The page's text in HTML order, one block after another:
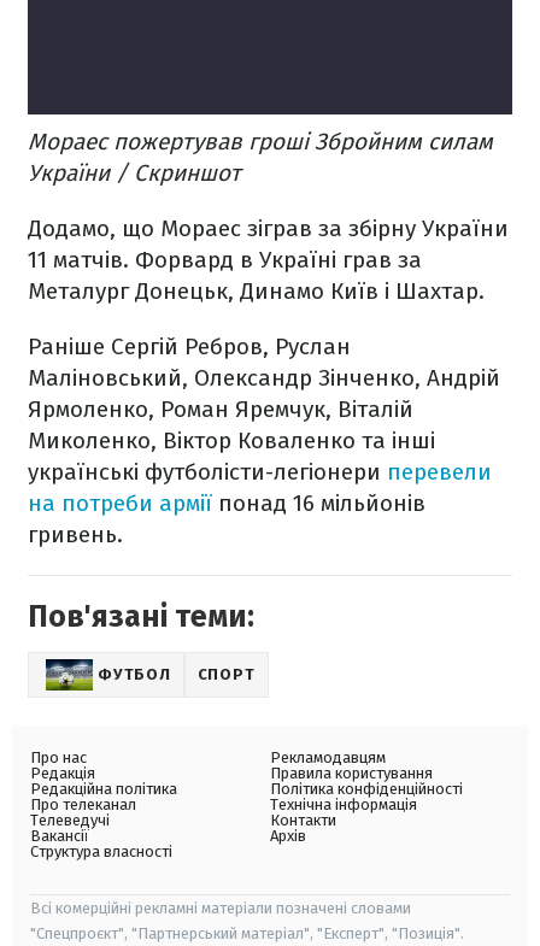
Мораес пожертував гроші Збройним силам
України / Скриншот
Додамо, що Мораес зіграв за збірну України
11 матчів. Форвард в Україні грав за
Металург Донецьк, Динамо Київ і Шахтар.
Раніше Сергій Ребров, Руслан
Маліновський, Олександр Зінченко, Андрій
Ярмоленко, Роман Яремчук, Віталій
Миколенко, Віктор Коваленко та інші
українські футболісти-легіонери перевели
на потреби армії понад 16 мільйонів
гривень.
Пов'язані теми:
ФУТБОЛ СПОРТ
Про нас
Редакція
Редакційна політика
Про телеканал
Телеведучі
Вакансії
Структура власності
Рекламодавцям
Правила користування
Політика конфіденційності
Технічна інформація
Контакти
Архів
Всі комерційні рекламні матеріали позначені словами
"Спецпроєкт", "Партнерський матеріал", "Експерт", "Позиція".